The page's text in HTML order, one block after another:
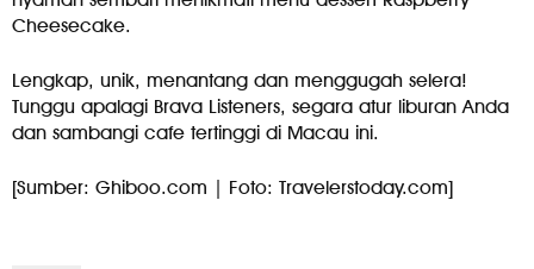
Cheesecake.
Lengkap, unik, menantang dan menggugah selera!
Tunggu apalagi Brava Listeners, segara atur liburan Anda
dan sambangi cafe tertinggi di Macau ini.
[Sumber: Ghiboo.com | Foto: Travelerstoday.com]